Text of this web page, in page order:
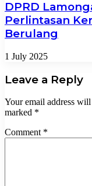
DPRD
Perlintasan
Berulang
1 July 2025
Leave a Reply
Your email address
marked *
Comment *